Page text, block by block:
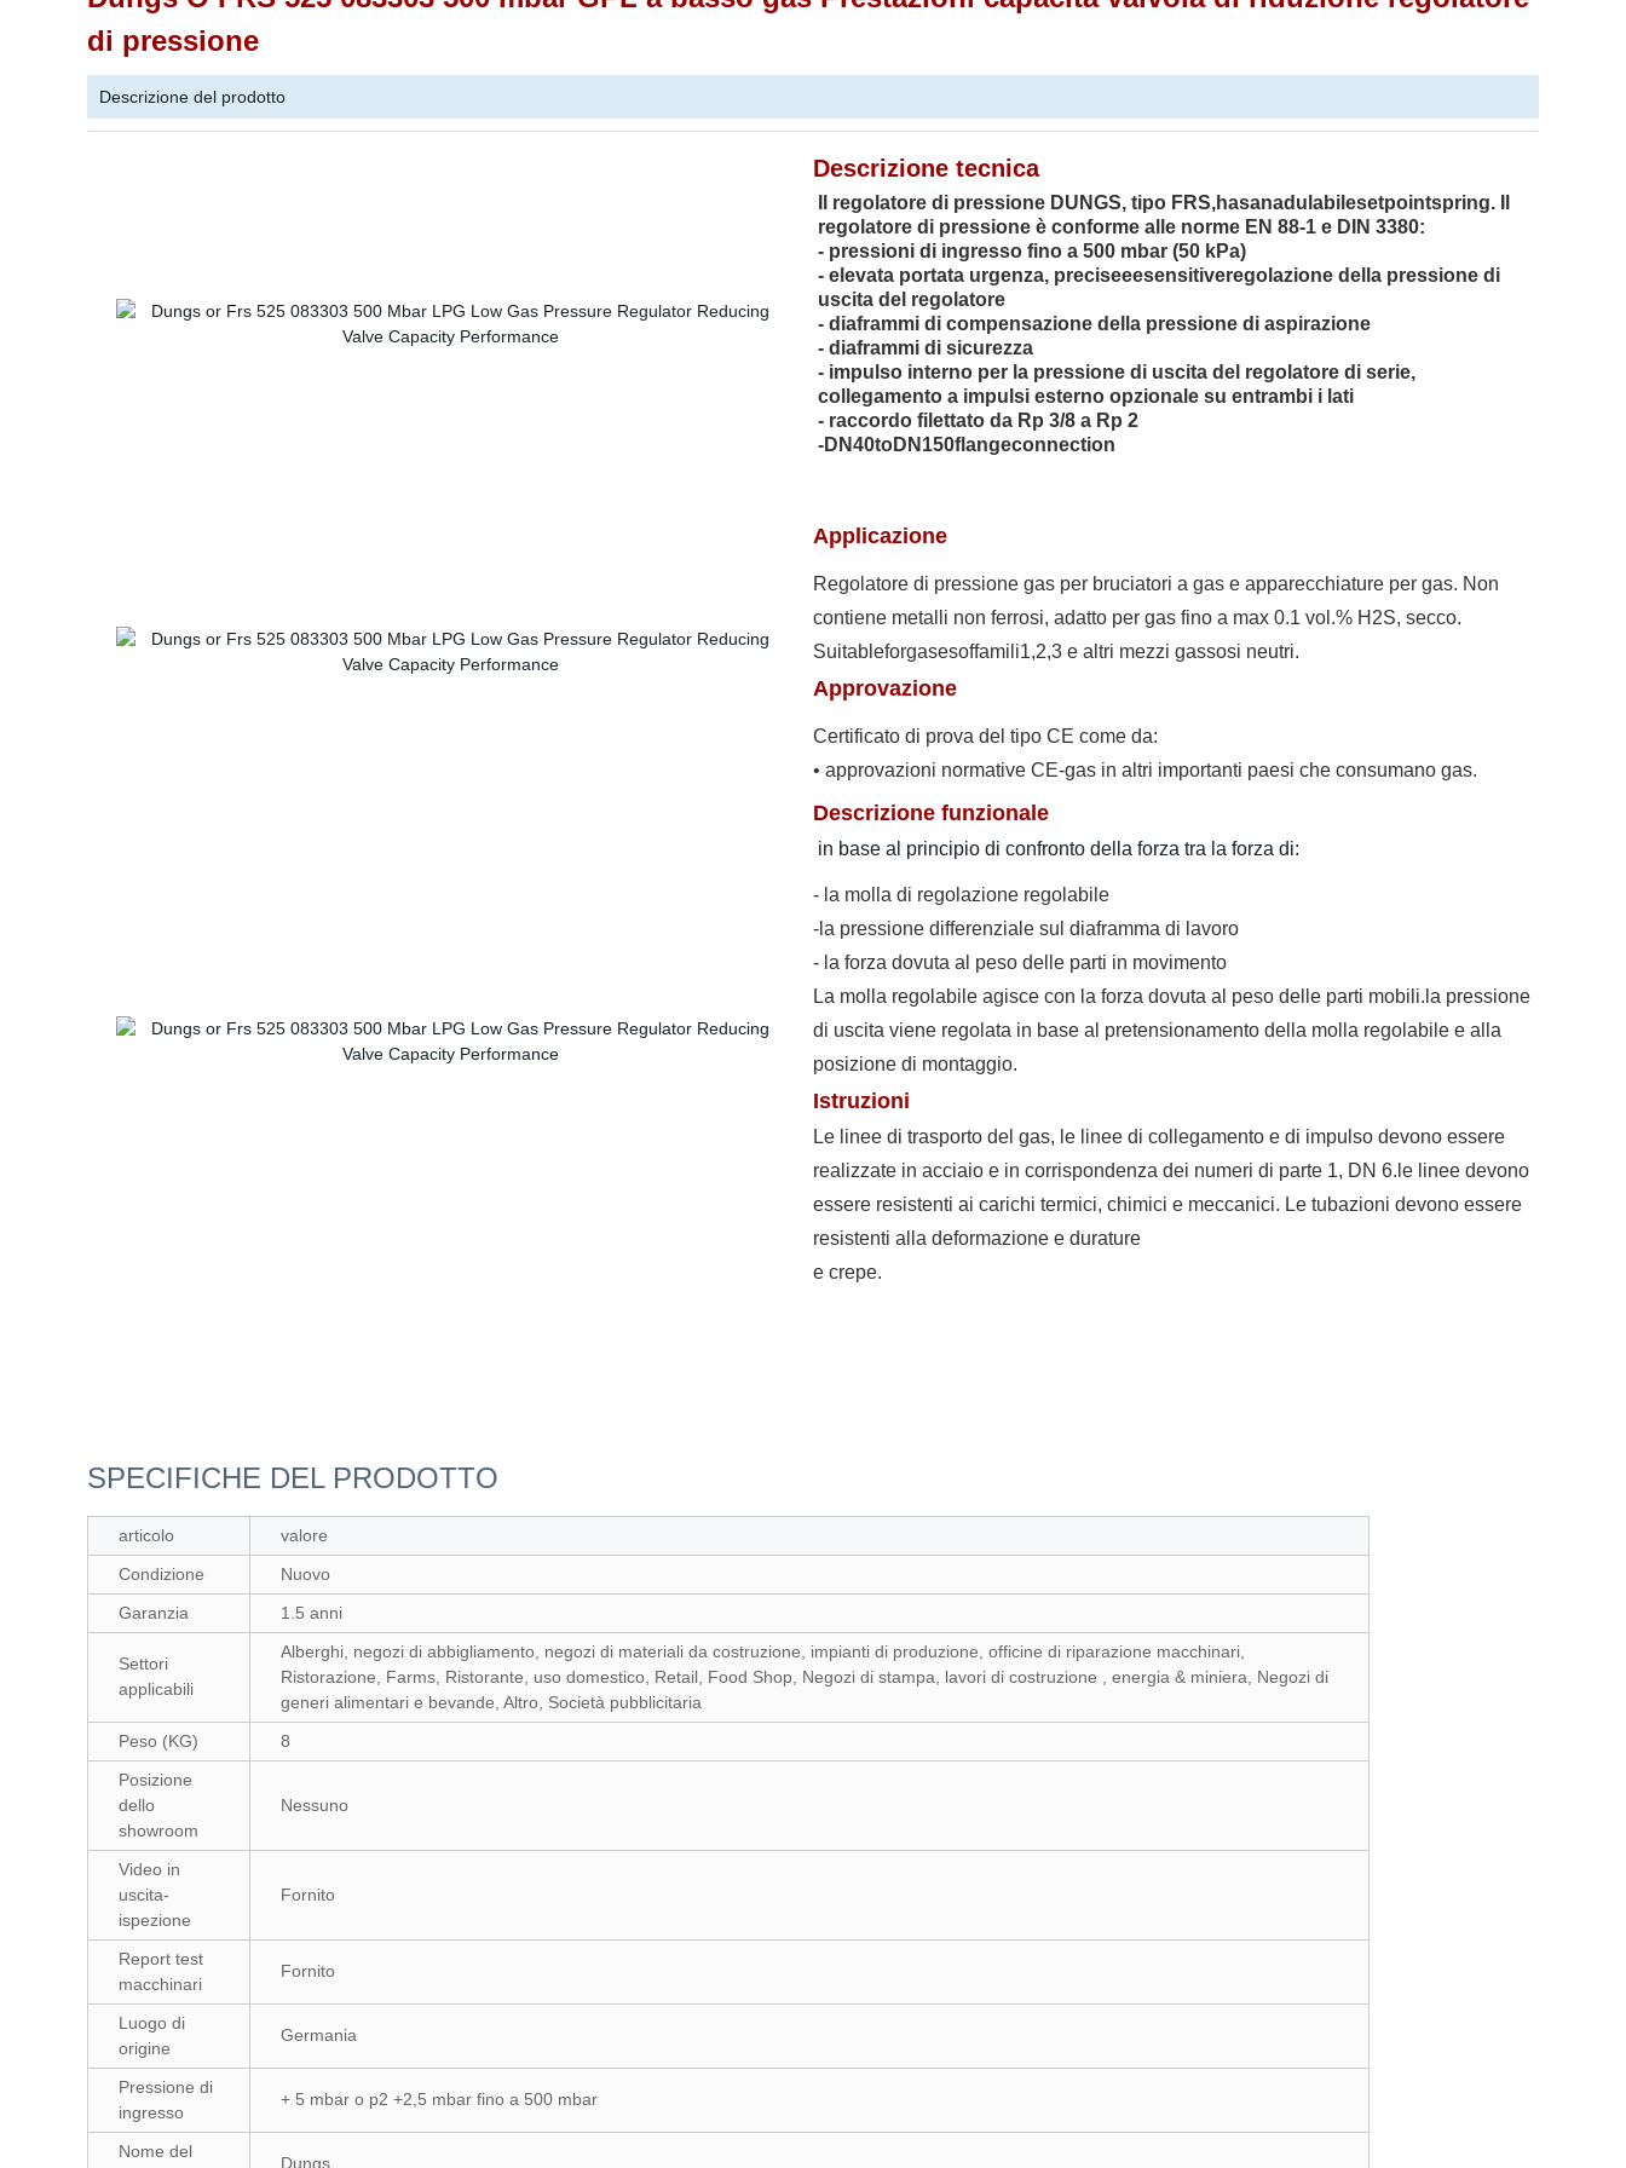
di pressione
Descrizione del prodotto
Descrizione tecnica
Il regolatore di pressione DUNGS, tipo FRS,hasanadulabilesetpointspring. Il
regolatore di pressione è conforme alle norme EN 88-1 e DIN 3380:
- pressioni di ingresso fino a 500 mbar (50 kPa)
- elevata portata urgenza, preciseeesensitiveregolazione della pressione di
uscita del regolatore
- diaframmi di compensazione della pressione di aspirazione
- diaframmi di sicurezza
- impulso interno per la pressione di uscita del regolatore di serie,
collegamento a impulsi esterno opzionale su entrambi i lati
- raccordo filettato da Rp 3/8 a Rp 2
-DN40toDN150flangeconnection
Applicazione
Regolatore di pressione gas per bruciatori a gas e apparecchiature per gas. Non
contiene metalli non ferrosi, adatto per gas fino a max 0.1 vol.% H2S, secco.
Suitableforgasesoffamili1,2,3 e altri mezzi gassosi neutri.
Approvazione
Certificato di prova del tipo CE come da:
• approvazioni normative CE-gas in altri importanti paesi che consumano gas.
Descrizione funzionale
in base al principio di confronto della forza tra la forza di:
- la molla di regolazione regolabile
-la pressione differenziale sul diaframma di lavoro
- la forza dovuta al peso delle parti in movimento
La molla regolabile agisce con la forza dovuta al peso delle parti mobili.la pressione
di uscita viene regolata in base al pretensionamento della molla regolabile e alla
posizione di montaggio.
Istruzioni
Le linee di trasporto del gas, le linee di collegamento e di impulso devono essere
realizzate in acciaio e in corrispondenza dei numeri di parte 1, DN 6.le linee devono
essere resistenti ai carichi termici, chimici e meccanici. Le tubazioni devono essere
resistenti alla deformazione e durature
e crepe.
SPECIFICHE DEL PRODOTTO
articolo
valore
Condizione
Nuovo
Garanzia
1.5 anni
Settori
applicabili
Alberghi, negozi di abbigliamento, negozi di materiali da costruzione, impianti di produzione, officine di riparazione macchinari,
Ristorazione, Farms, Ristorante, uso domestico, Retail, Food Shop, Negozi di stampa, lavori di costruzione , energia & miniera, Negozi di
generi alimentari e bevande, Altro, Società pubblicitaria
Peso (KG)
8
Posizione
dello
showroom
Nessuno
Video in
uscita-
ispezione
Fornito
Report test
macchinari
Fornito
Luogo di
origine
Germania
Pressione di
ingresso
+ 5 mbar o p2 +2,5 mbar fino a 500 mbar
Nome del
Dungs